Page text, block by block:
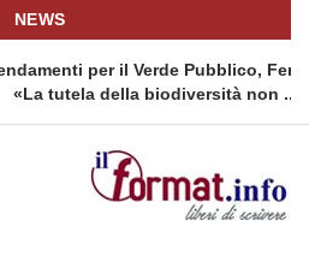
NEWS
Verde Pubblico, Ferrarese (FdI):
biodiversità non ...